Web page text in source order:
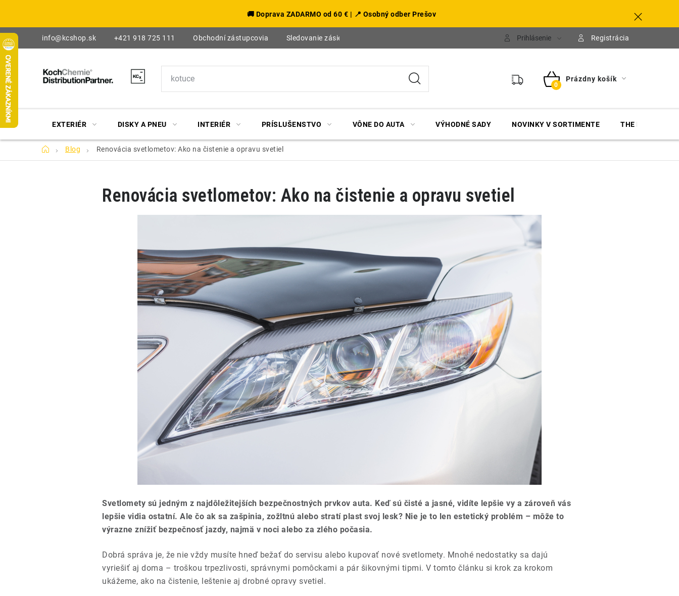
obsah
🚚 Doprava ZADARMO od 60 € | 📍 Osobný odber Prešov
info@kcshop.sk +421 918 725 111 Obchodní zástupcovia Sledovanie zásielky Prihlásenie Registrácia
NÁKUPNÝ
Prázdny košík
EXTERIÉR DISKY A PNEU INTERIÉR PRÍSLUŠENSTVO VÔNE DO AUTA VÝHODNÉ SADY NOVINKY V SORTIMENTE THE FINISHER
DomovBlog Renovácia svetlometov: Ako na čistenie a opravu svetiel
Renovácia svetlometov: Ako na čistenie a opravu svetiel
Svetlomety sú jedným z najdôležitejších bezpečnostných prvkov auta. Keď sú čisté a jasné, vidíte lepšie vy a zároveň vás
lepšie vidia ostatní. Ale čo ak sa zašpinia, zožltnú alebo stratí plast svoj lesk? Nie je to len estetický problém – môže to
výrazne znížiť bezpečnosť jazdy, najmä v noci alebo za zlého počasia.
Dobrá správa je, že nie vždy musíte hneď bežať do servisu alebo kupovať nové svetlomety. Mnohé nedostatky sa dajú
vyriešiť aj doma – troškou trpezlivosti, správnymi pomôckami a pár šikovnými tipmi. V tomto článku si krok za krokom
ukážeme, ako na čistenie, leštenie aj drobné opravy svetiel.